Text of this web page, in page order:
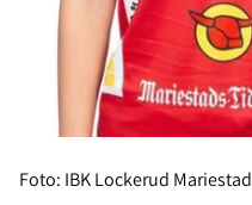
Foto: IBK Lockerud Mariestad